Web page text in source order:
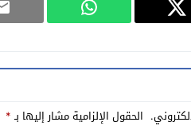
الحقول الإلزامية مشار إليها بـ*